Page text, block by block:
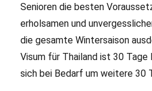
Senioren die besten
erholsamen und
die gesamte Wintersaison
Visum für Thailand ist 30
sich bei Bedarf um weitere 30